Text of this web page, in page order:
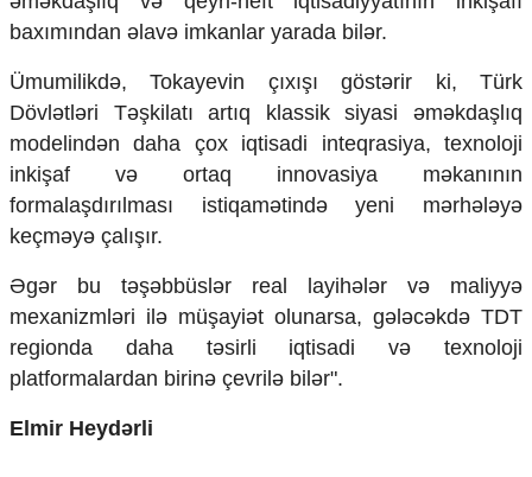
baxımından əlavə imkanlar yarada bilər.
Ümumilikdə, Tokayevin çıxışı göstərir ki, Türk
Dövlətləri Təşkilatı artıq klassik siyasi əməkdaşlıq
modelindən daha çox iqtisadi inteqrasiya, texnoloji
inkişaf və ortaq innovasiya məkanının
formalaşdırılması istiqamətində yeni mərhələyə
keçməyə çalışır.
Əgər bu təşəbbüslər real layihələr və maliyyə
mexanizmləri ilə müşayiət olunarsa, gələcəkdə TDT
regionda daha təsirli iqtisadi və texnoloji
platformalardan birinə çevrilə bilər".
Elmir Heydərli